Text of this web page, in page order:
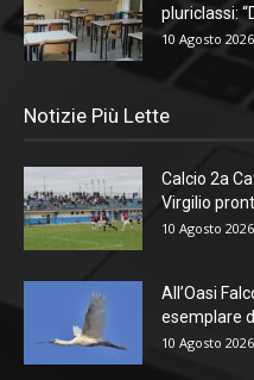
pluriclassi:
10 Agosto 2026
Notizie Più Lette
Calcio 2a
Virgilio
10 Agosto 2026
All’Oasi
esemplare
10 Agosto 2026